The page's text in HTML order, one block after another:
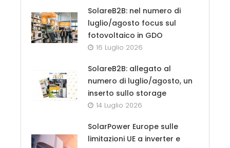
SolareB2B: nel numero di
luglio/agosto focus sul
fotovoltaico in GDO
16 Luglio 2026
SolareB2B: allegato al
numero di luglio/agosto, un
inserto sullo storage
14 Luglio 2026
SolarPower Europe sulle
limitazioni UE a inverter e